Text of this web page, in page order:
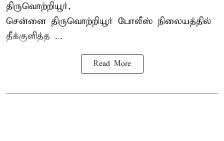
திருவொற்றியூர்,
சென்னை திருவொற்றியூர் போலீஸ் நிலையத்தில்
தீக்குளித்த ...
Read More